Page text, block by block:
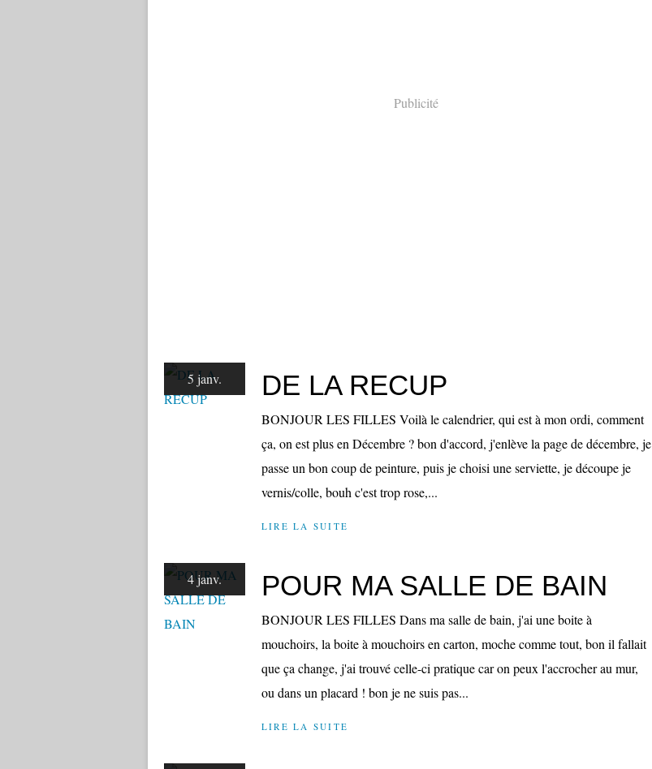
Publicité
5 janv. DE LA RECUP
BONJOUR LES FILLES Voilà le calendrier, qui est à mon ordi, comment
ça, on est plus en Décembre ? bon d'accord, j'enlève la page de décembre, je
passe un bon coup de peinture, puis je choisi une serviette, je découpe je
vernis/colle, bouh c'est trop rose,...
LIRE LA SUITE
4 janv. POUR MA SALLE DE BAIN
BONJOUR LES FILLES Dans ma salle de bain, j'ai une boite à
mouchoirs, la boite à mouchoirs en carton, moche comme tout, bon il fallait
que ça change, j'ai trouvé celle-ci pratique car on peux l'accrocher au mur,
ou dans un placard ! bon je ne suis pas...
LIRE LA SUITE